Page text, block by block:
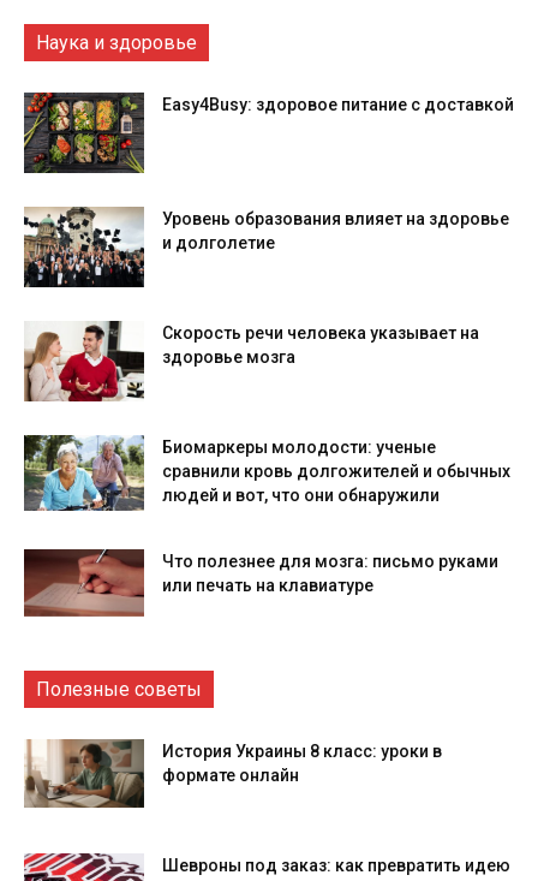
Наука и здоровье
Easy4Busy: здоровое питание с доставкой
Уровень образования влияет на здоровье
и долголетие
Скорость речи человека указывает на
здоровье мозга
Биомаркеры молодости: ученые
сравнили кровь долгожителей и обычных
людей и вот, что они обнаружили
Что полезнее для мозга: письмо руками
или печать на клавиатуре
Полезные советы
История Украины 8 класс: уроки в
формате онлайн
Шевроны под заказ: как превратить идею